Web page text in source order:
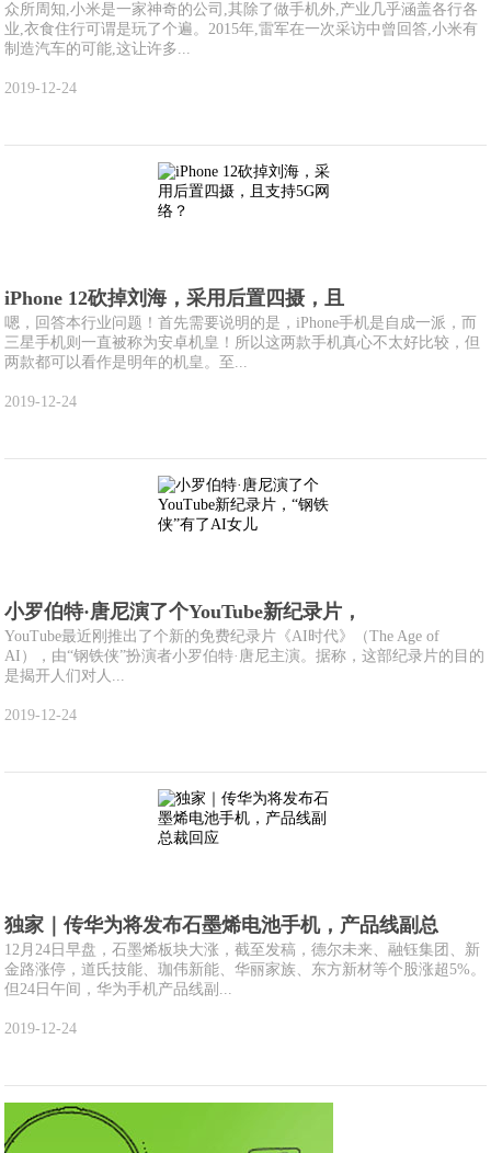
众所周知,小米是一家神奇的公司,其除了做手机外,产业几乎涵盖各行各
业,衣食住行可谓是玩了个遍。2015年,雷军在一次采访中曾回答,小米有
制造汽车的可能,这让许多...
2019-12-24
iPhone 12砍掉刘海，采用后置四摄，且
嗯，回答本行业问题！首先需要说明的是，iPhone手机是自成一派，而
三星手机则一直被称为安卓机皇！所以这两款手机真心不太好比较，但
两款都可以看作是明年的机皇。至...
2019-12-24
小罗伯特·唐尼演了个YouTube新纪录片，
YouTube最近刚推出了个新的免费纪录片《AI时代》（The Age of
AI），由“钢铁侠”扮演者小罗伯特·唐尼主演。据称，这部纪录片的目的
是揭开人们对人...
2019-12-24
独家｜传华为将发布石墨烯电池手机，产品线副总
12月24日早盘，石墨烯板块大涨，截至发稿，德尔未来、融钰集团、新
金路涨停，道氏技能、珈伟新能、华丽家族、东方新材等个股涨超5%。
但24日午间，华为手机产品线副...
2019-12-24